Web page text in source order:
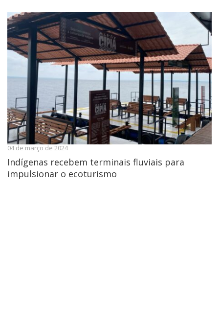
04 de março de 2024
Indígenas recebem terminais fluviais para
impulsionar o ecoturismo